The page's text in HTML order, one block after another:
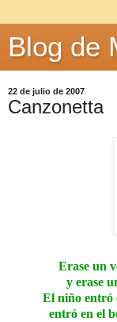
Blog de
22 de julio de 2007
Canzonetta
Erase un
y erase
El niño entró
entró en el